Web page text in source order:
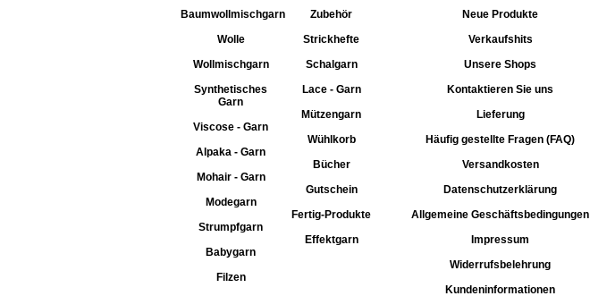
Baumwollmischgarn
Wolle
Wollmischgarn
Synthetisches
Garn
Viscose - Garn
Alpaka - Garn
Mohair - Garn
Modegarn
Strumpfgarn
Babygarn
Filzen
Zubehör
Strickhefte
Schalgarn
Lace - Garn
Mützengarn
Wühlkorb
Bücher
Gutschein
Fertig-Produkte
Effektgarn
Neue Produkte
Verkaufshits
Unsere Shops
Kontaktieren Sie uns
Lieferung
Häufig gestellte Fragen (FAQ)
Versandkosten
Datenschutzerklärung
Allgemeine Geschäftsbedingungen
Impressum
Widerrufsbelehrung
Kundeninformationen